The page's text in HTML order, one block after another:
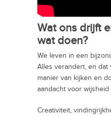
Wat ons drijft
wat doen?
We leven in een
Alles verandert, en dat
manier van kijken en
aandacht voor
Creativiteit,